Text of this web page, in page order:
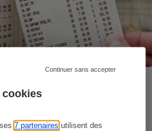
cookies
ses7 partenaires utilisent des
Continuer sans accepter
de coup de chaud sur